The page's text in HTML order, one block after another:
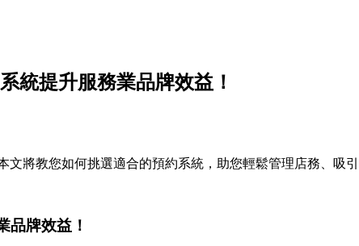
統提升服務業品牌效益！
將教您如何挑選適合的預約系統，助您輕鬆管理店務、吸
品牌效益！